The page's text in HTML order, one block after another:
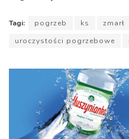
Tagi: pogrzeb ks zmarł
uroczystości pogrzebowe